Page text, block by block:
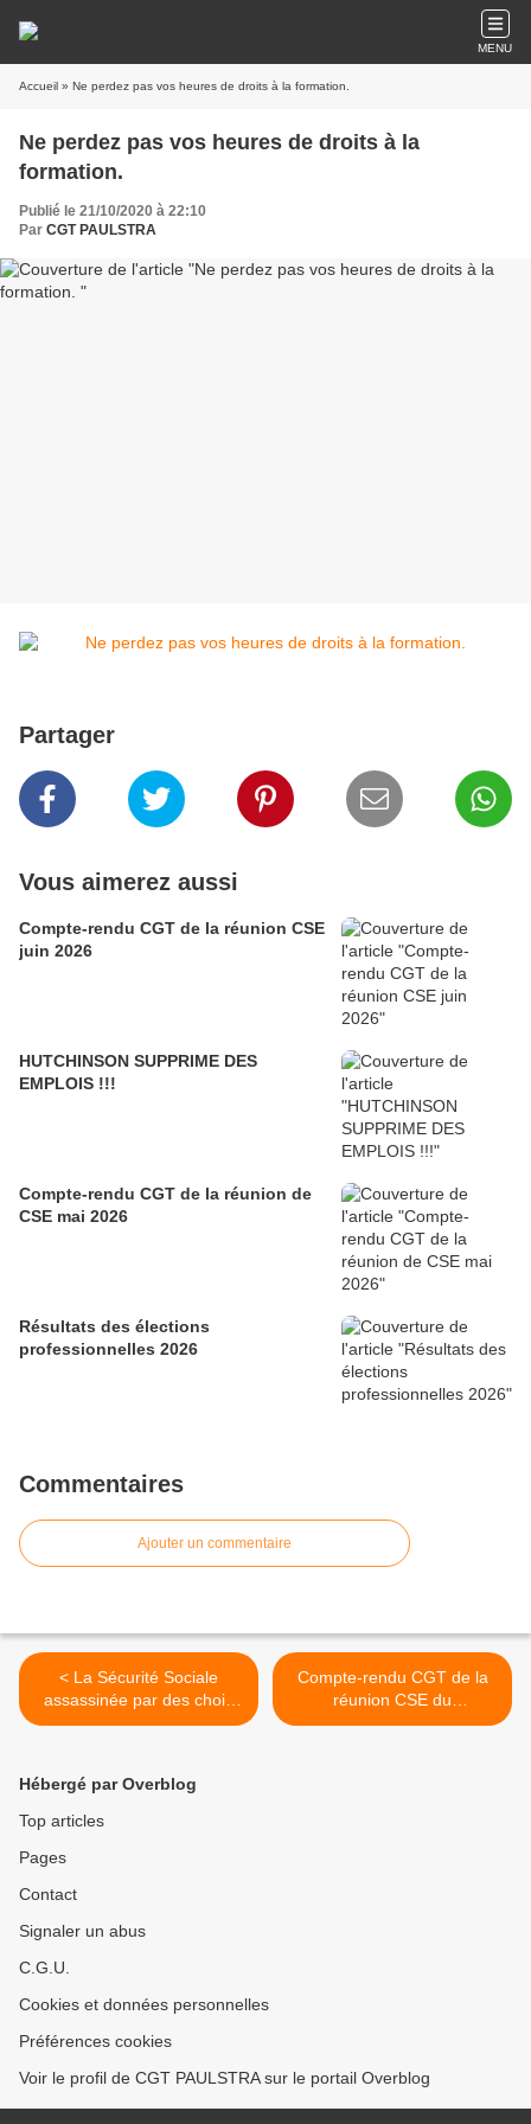
MENU
Accueil » Ne perdez pas vos heures de droits à la formation.
Ne perdez pas vos heures de droits à la
formation.
Publié le 21/10/2020 à 22:10
Par CGT PAULSTRA
Partager
Vous aimerez aussi
Compte-rendu CGT de la réunion CSE
juin 2026
HUTCHINSON SUPPRIME DES
EMPLOIS !!!
Compte-rendu CGT de la réunion de
CSE mai 2026
Résultats des élections
professionnelles 2026
Commentaires
Ajouter un commentaire
< La Sécurité Sociale
assassinée par des choix
politiques délibérés !
Compte-rendu CGT de la
réunion CSE du
29/10/2020. >
Hébergé par Overblog
Top articles
Pages
Contact
Signaler un abus
C.G.U.
Cookies et données personnelles
Préférences cookies
Voir le profil de CGT PAULSTRA sur le portail Overblog